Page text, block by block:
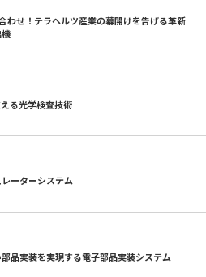
わせ！テラヘルツ産業の幕開けを告げる革新
る光学検査技術
ーターシステム
品実装を実現する電子部品実装システム